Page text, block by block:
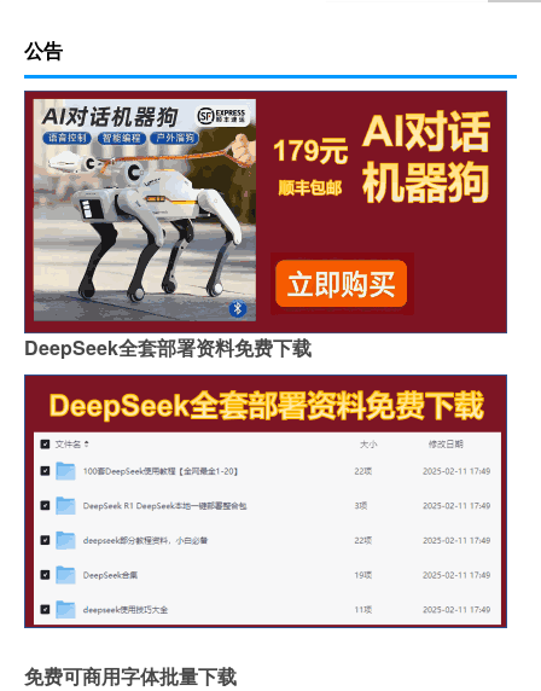
公告
DeepSeek全套部署资料免费下载
免费可商用字体批量下载